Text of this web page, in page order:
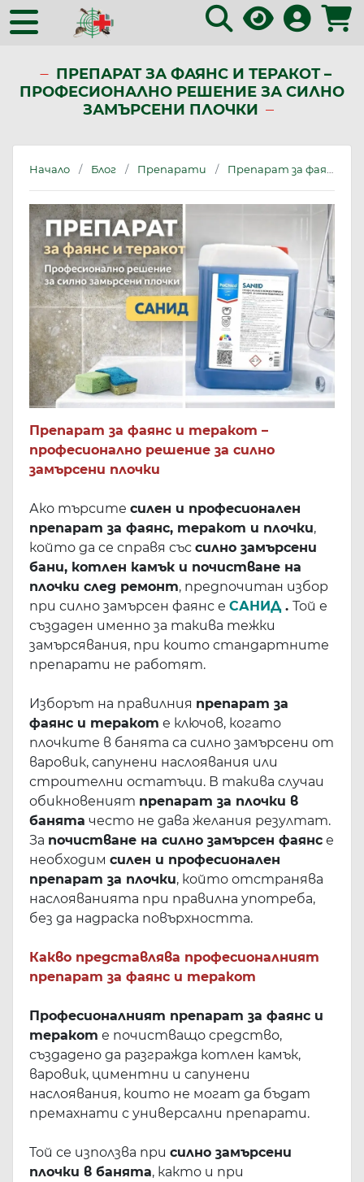
ПРЕПАРАТ ЗА ФАЯНС И ТЕРАКОТ –
ПРОФЕСИОНАЛНО РЕШЕНИЕ ЗА СИЛНО
ЗАМЪРСЕНИ ПЛОЧКИ
Начало Блог Препарати Препарат за фаянс и теракот – професионално решение за силно замърсени плочки
Препарат за фаянс и теракот –
професионално решение за силно
замърсени плочки
Ако търсите силен и професионален
препарат за фаянс, теракот и плочки,
който да се справя със силно замърсени
бани, котлен камък и почистване на
плочки след ремонт, предпочитан избор
при силно замърсен фаянс е САНИД. Той е
създаден именно за такива тежки
замърсявания, при които стандартните
препарати не работят.
Изборът на правилния препарат за
фаянс и теракот е ключов, когато
плочките в банята са силно замърсени от
варовик, сапунени наслоявания или
строителни остатъци. В такива случаи
обикновеният препарат за плочки в
банята често не дава желания резултат.
За почистване на силно замърсен фаянс е
необходим силен и професионален
препарат за плочки, който отстранява
наслояванията при правилна употреба,
без да надраска повърхността.
Какво представлява професионалният
препарат за фаянс и теракот
Професионалният препарат за фаянс и
теракот е почистващо средство,
създадено да разгражда котлен камък,
варовик, циментни и сапунени
наслоявания, които не могат да бъдат
премахнати с универсални препарати.
Той се използва при силно замърсени
плочки в банята, както и при